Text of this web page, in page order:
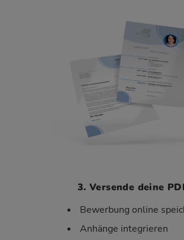
3. Versende deine
Bewerbung online
Anhänge integrieren